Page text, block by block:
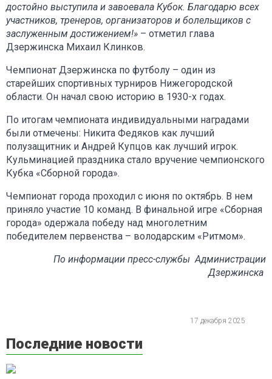
достойно выступила и завоевала Кубок. Благодарю всех
участников, тренеров, организаторов и болельщиков с
заслуженным достижением!» – отметил глава
Дзержинска Михаил Клинков.
Чемпионат Дзержинска по футболу – один из
старейших спортивных турниров Нижегородской
области. Он начал свою историю в 1930-х годах.
По итогам чемпионата индивидуальными наградами
были отмечены: Никита Федяков как лучший
полузащитник и Андрей Купцов как лучший игрок.
Кульминацией праздника стало вручение чемпионского
Кубка «Сборной города».
Чемпионат города проходил с июня по октябрь. В нем
приняло участие 10 команд. В финальной игре «Сборная
города» одержала победу над многолетним
победителем первенства – володарским «Ритмом».
По информации пресс-службы Администрации
Дзержинска
17 декабря 2025
Последние новости